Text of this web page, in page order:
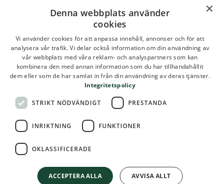
010-516 50 00
×
Denna webbplats använder
cookies
Vi använder cookies för att anpassa innehåll, annonser och för att
analysera vår trafik. Vi delar också information om din användning av
vår webbplats med våra reklam- och analyspartners som kan
kombinera den med annan information som du har tillhandahållit
dem eller som de har samlat in från din användning av deras tjänster.
Integritetspolicy
STRIKT NÖDVÄNDIGT PRESTANDA
INRIKTNING FUNKTIONER
OKLASSIFICERADE
ACCEPTERA ALLA AVVISA ALLT